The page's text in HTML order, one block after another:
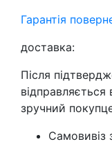
Гарантія
доставка:
Після
зручний
Самовивіз